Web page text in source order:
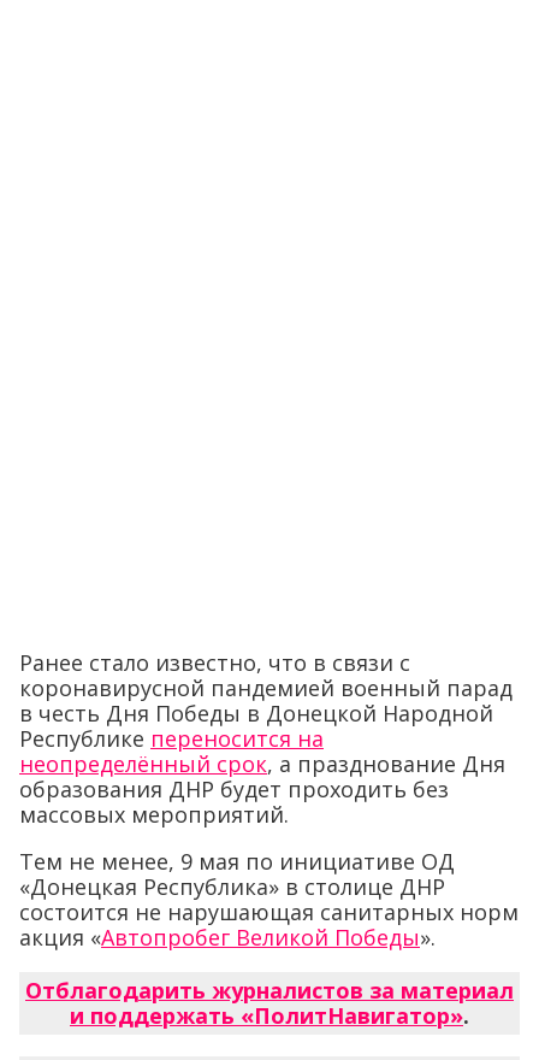
Ранее стало известно, что в связи с
коронавирусной пандемией военный парад
в честь Дня Победы в Донецкой Народной
Республике переносится на
неопределённый срок, а празднование Дня
образования ДНР будет проходить без
массовых мероприятий.
Тем не менее, 9 мая по инициативе ОД
«Донецкая Республика» в столице ДНР
состоится не нарушающая санитарных норм
акция «Автопробег Великой Победы».
Отблагодарить журналистов за материал
и поддержать «ПолитНавигатор».